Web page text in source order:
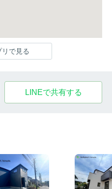
で見る
LINEで共有する